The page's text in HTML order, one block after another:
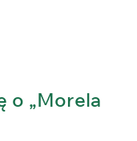
o „Morela